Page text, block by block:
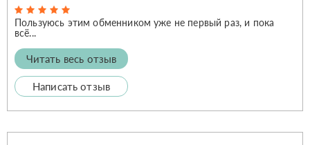
Пользуюсь этим обменником уже не первый раз, и пока
всё...
Читать весь отзыв
Написать отзыв